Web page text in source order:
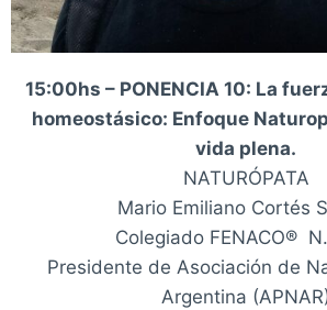
15:00hs – PONENCIA 10: La
homeostásico: Enfoque
vida plena.
NATURÓPATA
Mario Emiliano Cortés
Colegiado FENACO®
Presidente de Asociación de
Argentina